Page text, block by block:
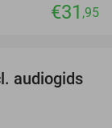
€31 ,95
30%
audiogids